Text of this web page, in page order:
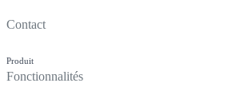
Contact
Produit
Fonctionnalités